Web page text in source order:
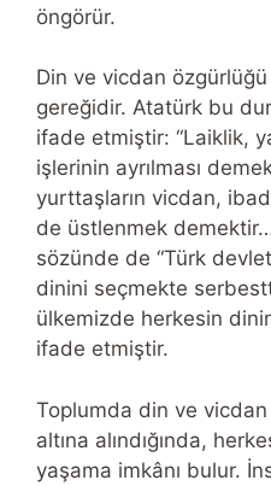
öngörür.
Din ve vicdan
gereğidir. Atatürk bu
ifade etmiştir: “Laiklik,
işlerinin ayrılması
yurttaşların vicdan,
de üstlenmek
sözünde de “Türk
dinini seçmekte
ülkemizde herkesin
ifade etmiştir.
Toplumda din ve
altına alındığında,
yaşama imkânı bulur.